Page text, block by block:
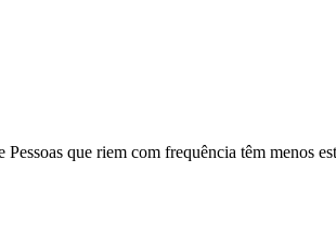
que riem com frequência têm menos